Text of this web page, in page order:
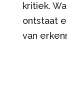
kritiek.
ontstaat
van